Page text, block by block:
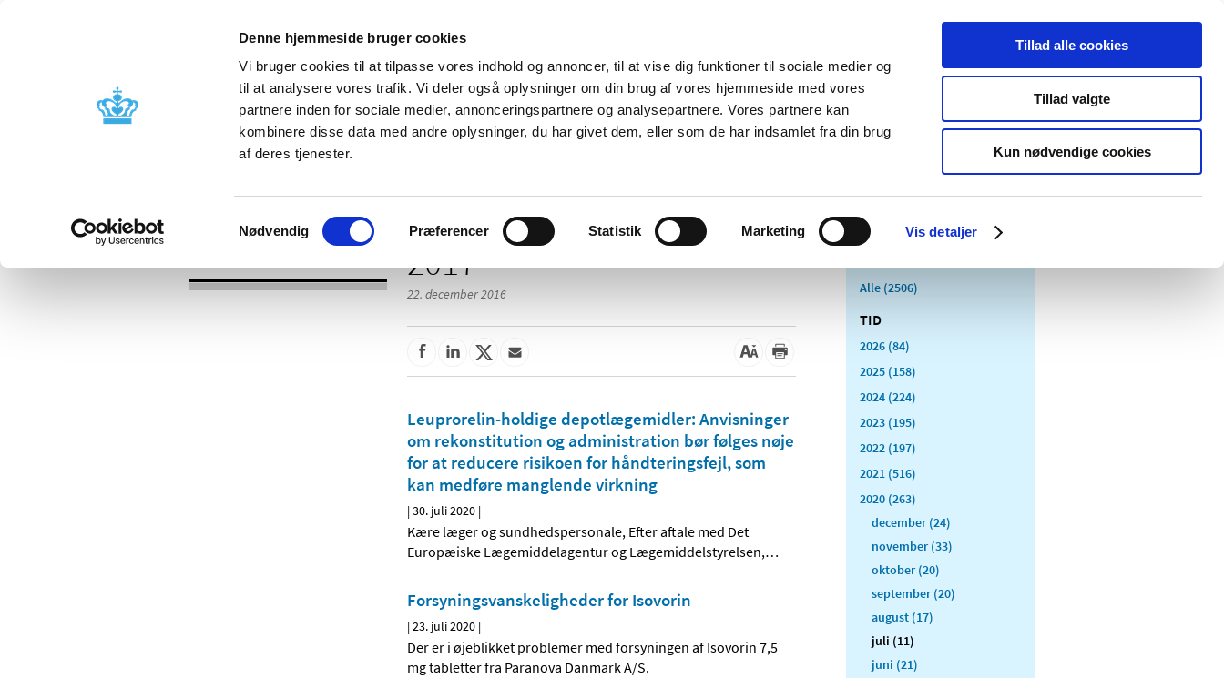
Denne hjemmeside bruger cookies
Vi bruger cookies til at tilpasse vores indhold og annoncer, til at vise dig funktioner til sociale medier og
til at analysere vores trafik. Vi deler også oplysninger om din brug af vores hjemmeside med vores
partnere inden for sociale medier, annonceringspartnere og analysepartnere. Vores partnere kan
kombinere disse data med andre oplysninger, du har givet dem, eller som de har indsamlet fra din brug
af deres tjenester.
Samtykkevalg
Nødvendig Præferencer Statistik Marketing Vis detaljer
Tillad alle cookies
Tillad valgte
Kun nødvendige cookies
Nyheder Om os Kontakt Udgivelser
Godkendelse og
Bivirkninger og
produktinformation
Tilskud og
Apoteker og salg af
Medicinsk
Særlige
produktområder
2017
22. december 2016
Leuprorelin-holdige depotlægemidler: Anvisninger
om rekonstitution og administration bør følges nøje
for at reducere risikoen for håndteringsfejl, som
kan medføre manglende virkning
|30. juli 2020 |
Kære læger og sundhedspersonale, Efter aftale med Det
Europæiske Lægemiddelagentur og Lægemiddelstyrelsen,…
Forsyningsvanskeligheder for Isovorin
|23. juli 2020 |
Der er i øjeblikket problemer med forsyningen af Isovorin 7,5
mg tabletter fra Paranova Danmark A/S.
Alle (2506)
TID
2026 (84)
2025 (158)
2024 (224)
2023 (195)
2022 (197)
2021 (516)
2020 (263)
december (24)
november (33)
oktober (20)
september (20)
august (17)
juli (11)
juni (21)